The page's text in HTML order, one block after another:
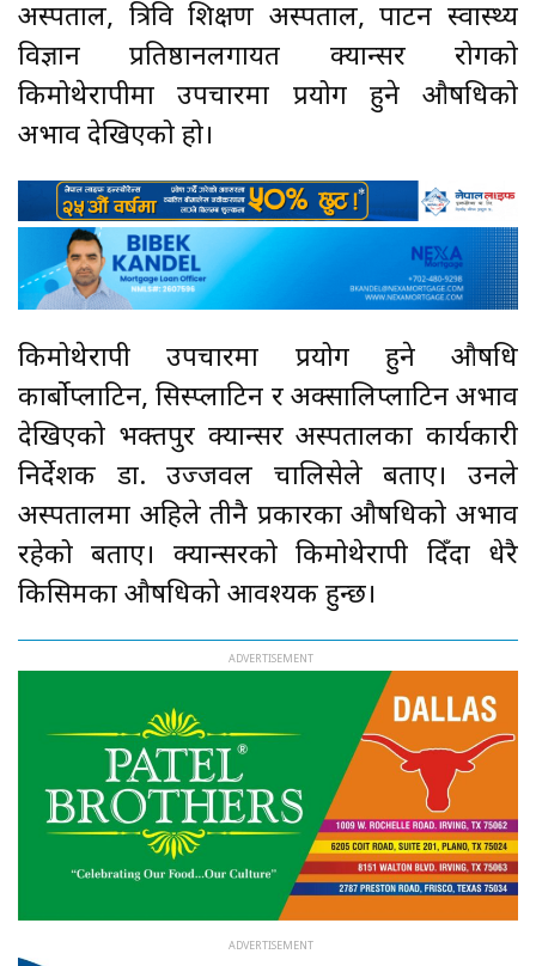
अस्पताल, त्रिवि शिक्षण अस्पताल, पाटन स्वास्थ्य
विज्ञान प्रतिष्ठानलगायत क्यान्सर रोगको
किमोथेरापीमा उपचारमा प्रयोग हुने औषधिको
अभाव देखिएको हो।
किमोथेरापी उपचारमा प्रयोग हुने औषधि
कार्बोप्लाटिन, सिस्प्लाटिन र अक्सालिप्लाटिन अभाव
देखिएको भक्तपुर क्यान्सर अस्पतालका कार्यकारी
निर्देशक डा. उज्जवल चालिसेले बताए। उनले
अस्पतालमा अहिले तीनै प्रकारका औषधिको अभाव
रहेको बताए। क्यान्सरको किमोथेरापी दिँदा धेरै
किसिमका औषधिको आवश्यक हुन्छ।